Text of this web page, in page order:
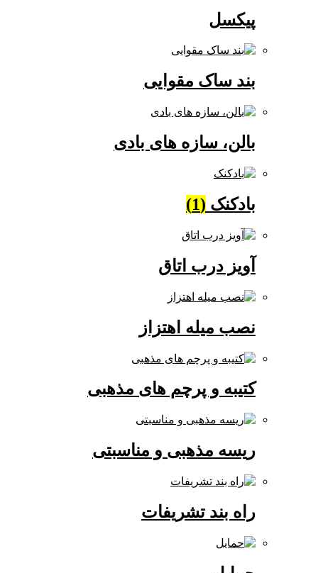
بند ساک مقوایی
بالن، سازه های بادی
آویز درب اتاق
نصب میله اهتزاز
کتیبه و پرچم های مذهبی
ریسه مذهبی و مناسبتی
راه بند تشریفات